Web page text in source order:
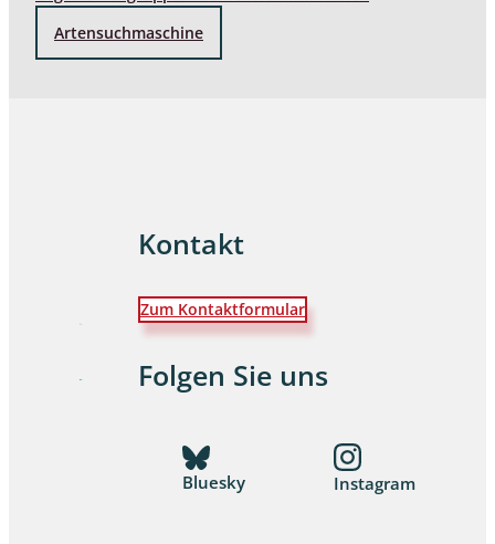
Artensuchmaschine
Kontakt
Zum Kontaktformular
Folgen Sie uns
Bluesky Instagram